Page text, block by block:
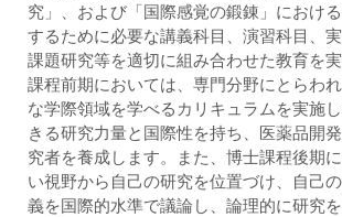
究」、および「国際感覚の鍛錬」におけ
するために必要な講義科目、演習科目、実
課題研究等を適切に組み合わせた教育を
課程前期においては、専門分野にとらわ
な学際領域を学べるカリキュラムを実施
きる研究力量と国際性を持ち、医薬品開
究者を養成します。また、博士課程後期
い視野から自己の研究を位置づけ、自己
義を国際的水準で議論し、論理的に研究